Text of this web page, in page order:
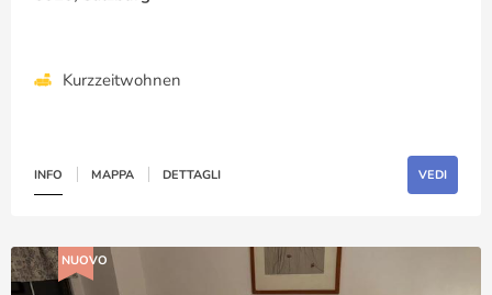
Kurzzeitwohnen
INFO MAPPA DETTAGLI VEDI
NUOVO